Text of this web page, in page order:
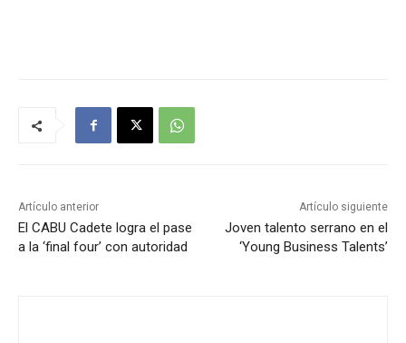
r
d
e
Artículo anterior
El CABU Cadete logra el pase
a la ‘final four’ con autoridad
Artículo siguiente
Joven talento serrano en el
‘Young Business Talents’